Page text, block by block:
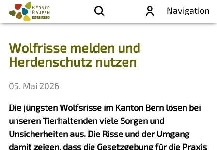
Navigation
Wolfrisse melden und
Herdenschutz nutzen
05. Mai 2026
Die jüngsten Wolfsrisse im Kanton Bern lösen bei
unseren Tierhaltenden viele Sorgen und
Unsicherheiten aus. Die Risse und der Umgang
damit zeigen, dass die Gesetzgebung für die Praxis